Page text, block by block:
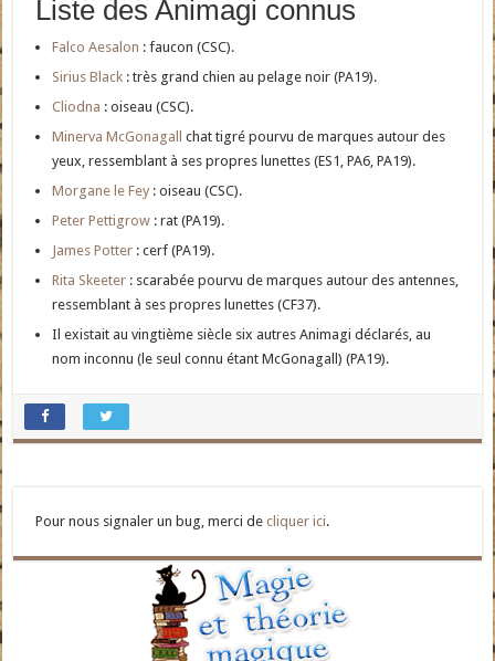
Liste des Animagi connus
Falco Aesalon : faucon (CSC).
Sirius Black : très grand chien au pelage noir (PA19).
Cliodna : oiseau (CSC).
Minerva McGonagall
chat tigré pourvu de marques autour des
yeux, ressemblant à ses propres lunettes (ES1, PA6, PA19).
Morgane le Fey : oiseau (CSC).
Peter Pettigrow : rat (PA19).
James Potter : cerf (PA19).
Rita Skeeter : scarabée pourvu de marques autour des antennes,
ressemblant à ses propres lunettes (CF37).
Il existait au vingtième siècle six autres Animagi déclarés, au
nom inconnu (le seul connu étant McGonagall) (PA19).
Pour nous signaler un bug, merci decliquer ici.